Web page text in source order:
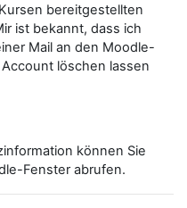
bereitgestellten
ist bekannt, dass ich
Mail an den Moodle-
löschen lassen
können Sie
Fenster abrufen.